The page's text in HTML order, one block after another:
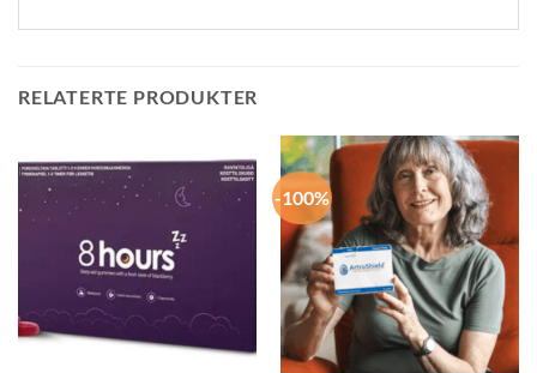
RELATERTE PRODUKTER
-100%